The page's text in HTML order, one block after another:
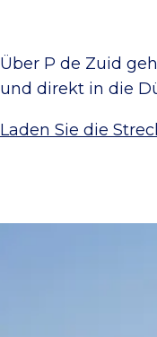
Über P de Zuid
und direkt in die
Laden Sie die